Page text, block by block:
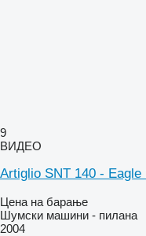
9
ВИДЕО
Artiglio SNT 140 - Eagle
Цена на барање
Шумски машини - пилана
2004